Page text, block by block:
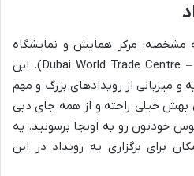
مشخصه: مرکز همایش و نمایشگاه
های بین المللی دبی (Dubai World Trade Centre – DWTC). این
و میزبانی از رویدادهای بزرگ و مهم
بهش خیلی راحته و از همه جای دبی
خودتون رو به اونجا برسونید. یه
برای برگزاری یه رویداد در این